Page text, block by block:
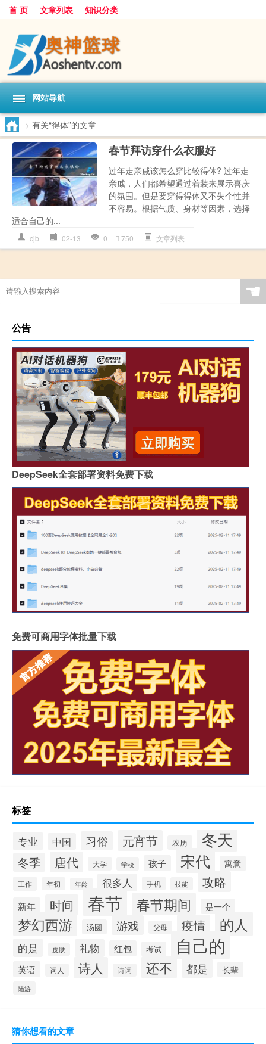
首 页 文章列表 知识分类
网站导航
> 有关“得体”的文章
春节拜访穿什么衣服好
过年走亲戚该怎么穿比较得体? 过年走
亲戚，人们都希望通过着装来展示喜庆
的氛围。但是要穿得得体又不失个性并
不容易。根据气质、身材等因素，选择
适合自己的...
cjb 02-13 0 750 文章列表
☚
公告
DeepSeek全套部署资料免费下载
免费可商用字体批量下载
标签
专业 中国 习俗 元宵节 农历 冬天
冬季 唐代 大学 学校 孩子 宋代 寓意
工作 年初 年龄 很多人 手机 技能 攻略
新年 时间 春节 春节期间 是一个
梦幻西游 汤圆 游戏 父母 疫情 的人
的是 皮肤 礼物 红包 考试 自己的
英语 词人 诗人 诗词 还不 都是 长辈
陆游
猜你想看的文章